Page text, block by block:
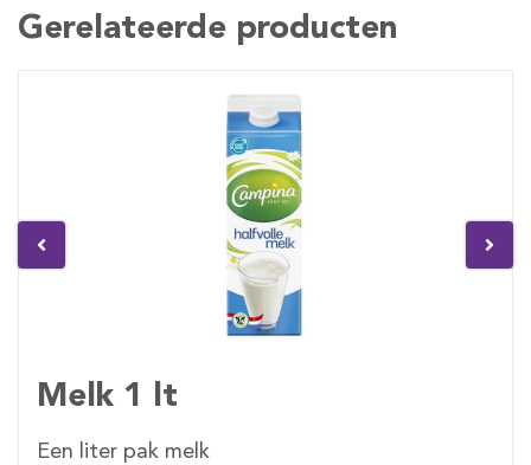
Gerelateerde producten
Melk 1 lt
Een liter pak melk